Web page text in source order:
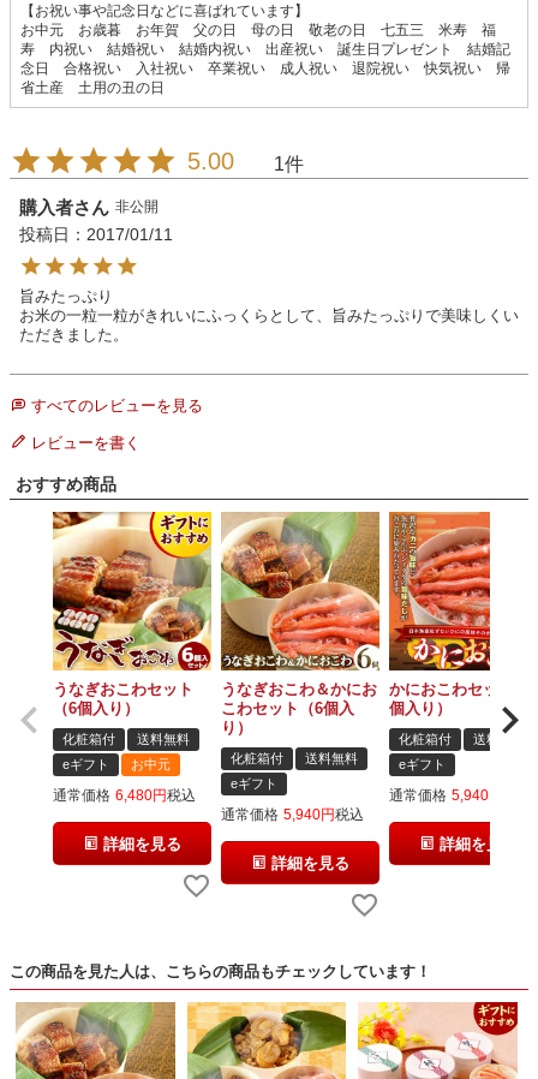
【お祝い事や記念日などに喜ばれています】
お中元 お歳暮 お年賀 父の日 母の日 敬老の日 七五三 米寿 福
寿 内祝い 結婚祝い 結婚内祝い 出産祝い 誕生日プレゼント 結婚記
念日 合格祝い 入社祝い 卒業祝い 成人祝い 退院祝い 快気祝い 帰
省土産 土用の丑の日
5.00 1
購入者 非公開
投稿日 2017/01/11
旨みたっぷり
お米の一粒一粒がきれいにふっくらとして、旨みたっぷりで美味しくい
ただきました。
すべてのレビューを見る
レビューを書く
おすすめ商品
うなぎおこわセット
（6個入り）
化粧箱付
送料無料
eギフト
お中元
通常価格 6,480 税込
詳細を見る
うなぎおこわ＆かにお
こわセット（6個入
り）
化粧箱付
送料無料
eギフト
通常価格 5,940 税込
詳細を見る
かにおこわセット（6
個入り）
化粧箱付
送料無料
eギフト
通常価格 5,940
詳細を見る
この商品を見た人は、こちらの商品もチェックしています！